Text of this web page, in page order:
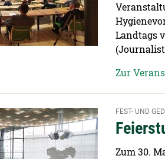
Landtags
Zur
FEST- UND
Zum 30.